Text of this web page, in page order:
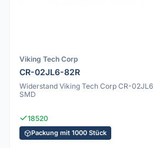
Viking Tech Corp
CR-02JL6-82R
Widerstand Viking Tech Corp CR-
SMD
18520
Packung mit 1000 Stück